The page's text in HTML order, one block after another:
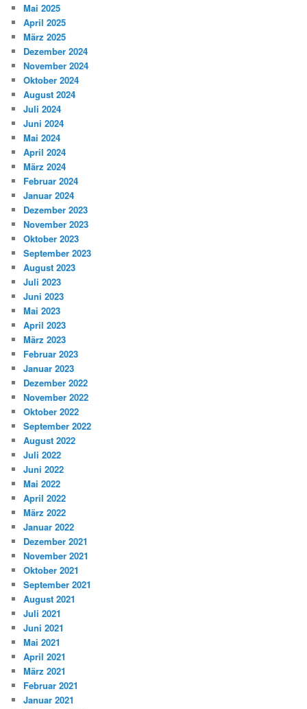
Mai 2025
April 2025
März 2025
Dezember 2024
November 2024
Oktober 2024
August 2024
Juli 2024
Juni 2024
Mai 2024
April 2024
März 2024
Februar 2024
Januar 2024
Dezember 2023
November 2023
Oktober 2023
September 2023
August 2023
Juli 2023
Juni 2023
Mai 2023
April 2023
März 2023
Februar 2023
Januar 2023
Dezember 2022
November 2022
Oktober 2022
September 2022
August 2022
Juli 2022
Juni 2022
Mai 2022
April 2022
März 2022
Januar 2022
Dezember 2021
November 2021
Oktober 2021
September 2021
August 2021
Juli 2021
Juni 2021
Mai 2021
April 2021
März 2021
Februar 2021
Januar 2021